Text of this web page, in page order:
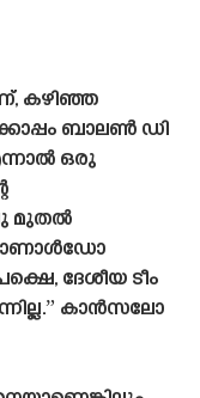
കഴിഞ്ഞ
ബാലൺ ഡി
ഒരു
മുതൽ
ദേശീയ ടീം
കാൻസലോ